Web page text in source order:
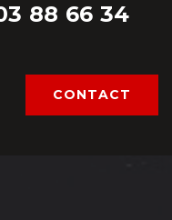
88 66 34
CONTACT